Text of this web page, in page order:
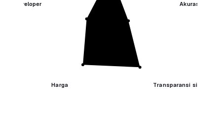
Akurasi
Transparansi sitasi
Harga
developer